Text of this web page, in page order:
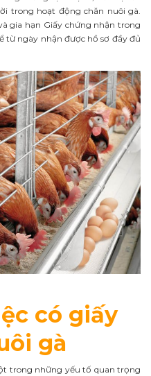
trong hoạt động chăn nuôi gà.
gia hạn Giấy chứng nhận trong
từ ngày nhận được hồ sơ đầy đủ
có giấy
gà
trong những yếu tố quan trọng